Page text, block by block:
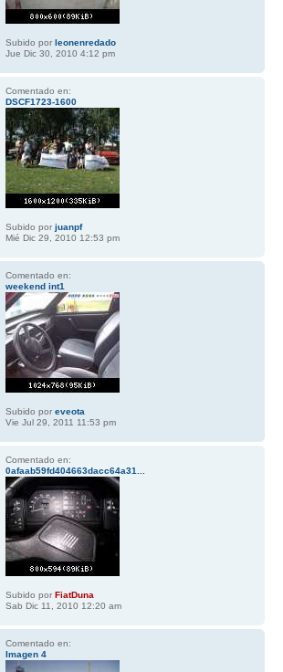
Subido por leonenredado
Jue Dic 30, 2010 4:12 pm
Comentado en:
DSCF1723-1600
Subido por juanpf
Mié Dic 29, 2010 12:53 pm
Comentado en:
weekend int1
Subido por eveota
Vie Jul 29, 2011 11:53 pm
Comentado en:
0afaab59fd404663dacc64a31...
Subido por FiatDuna
Sab Dic 11, 2010 12:20 am
Comentado en:
Imagen 4